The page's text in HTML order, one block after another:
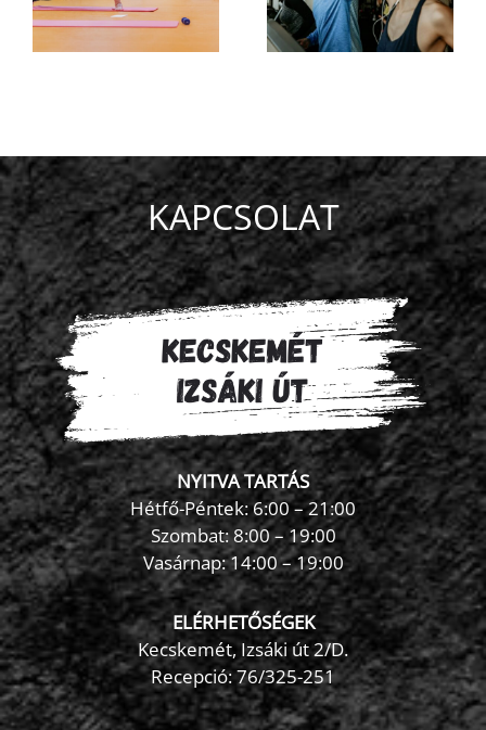
KAPCSOLAT
NYITVA TARTÁS
Hétfő-Péntek: 6:00 – 21:00
Szombat: 8:00 – 19:00
Vasárnap: 14:00 – 19:00
ELÉRHETŐSÉGEK
Kecskemét, Izsáki út 2/D.
Recepció:76/325-251